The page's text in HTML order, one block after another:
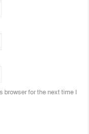
browser for the next time I